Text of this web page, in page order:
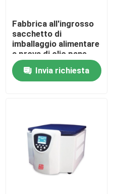
Fabbrica all'ingrosso
sacchetto di
imballaggio alimentare
a prova di olio pane
tostato fuori
venditore fondo
sacchetto di carta
Invia richiesta